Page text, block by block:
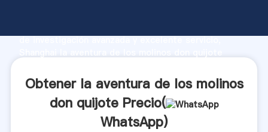
de investigación avanzada y excelente servicio,
clientes.
Obtener la aventura de los molinos
don quijote Precio(
WhatsApp)